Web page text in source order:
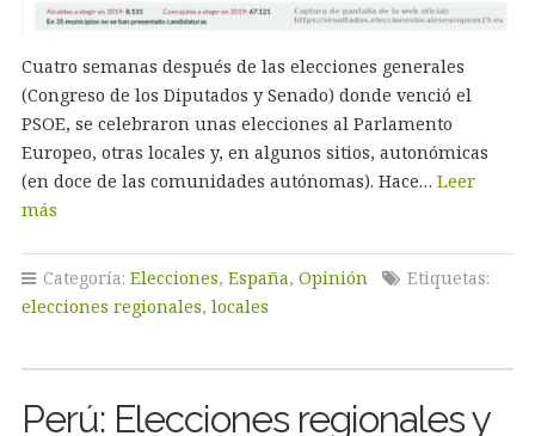
Cuatro semanas después de las elecciones generales
(Congreso de los Diputados y Senado) donde venció el
PSOE, se celebraron unas elecciones al Parlamento
Europeo, otras locales y, en algunos sitios, autonómicas
(en doce de las comunidades autónomas). Hace… Leer
más
Categoría: Elecciones, España, Opinión
Etiquetas:
elecciones regionales, locales
Perú: Elecciones regionales y